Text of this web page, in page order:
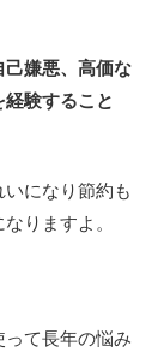
己嫌悪、高価な
験すること
になり節約も
りますよ。
て長年の悩み